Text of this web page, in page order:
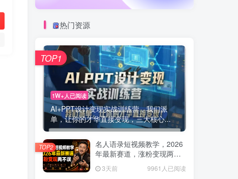
热门资源
1W+人已阅读
AI+PPT设计变现实战训练营，我们派
单，让你的才华直接变现，三大核心...
TOP1
名人语录短视频教学，2026
年最新赛道，涨粉变现两不
3天前 9961人已阅读
TOP2